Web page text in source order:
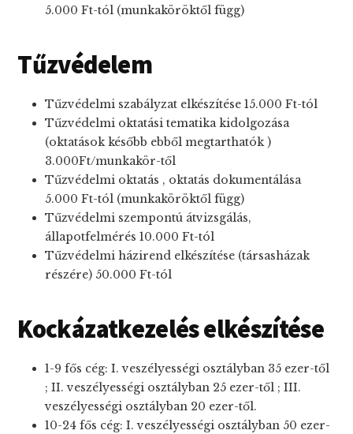
5.000 Ft-tól (munkaköröktől függ)
Tűzvédelem
Tűzvédelmi szabályzat elkészítése 15.000 Ft-tól
Tűzvédelmi oktatási tematika kidolgozása
(oktatások később ebből megtarthatók )
3.000Ft/munkakör-től
Tűzvédelmi oktatás , oktatás dokumentálása
5.000 Ft-tól (munkaköröktől függ)
Tűzvédelmi szempontú átvizsgálás,
állapotfelmérés 10.000 Ft-tól
Tűzvédelmi házirend elkészítése (társasházak
részére) 50.000 Ft-tól
Kockázatkezelés elkészítése
1-9 fős cég: I. veszélyességi osztályban 35 ezer-től
; II. veszélyességi osztályban 25 ezer-től ; III.
veszélyességi osztályban 20 ezer-től.
10-24 fős cég: I. veszélyességi osztályban 50 ezer-